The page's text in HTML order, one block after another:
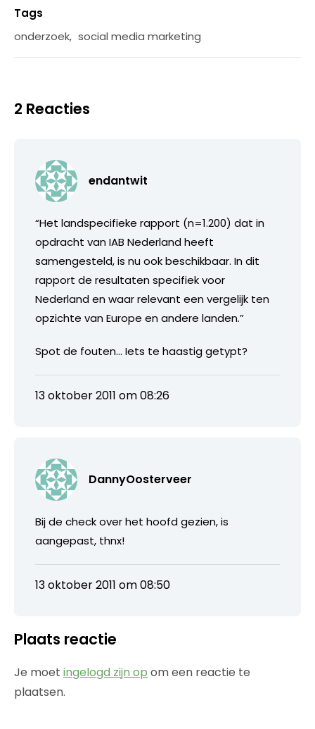
Tags
onderzoek, social media marketing
2 Reacties
endantwit
“Het landspecifieke rapport (n=1.200) dat in
opdracht van IAB Nederland heeft
samengesteld, is nu ook beschikbaar. In dit
rapport de resultaten specifiek voor
Nederland en waar relevant een vergelijk ten
opzichte van Europe en andere landen.”
Spot de fouten… Iets te haastig getypt?
13 oktober 2011 om 08:26
DannyOosterveer
Bij de check over het hoofd gezien, is
aangepast, thnx!
13 oktober 2011 om 08:50
Plaats reactie
Je moet ingelogd zijn op om een reactie te
plaatsen.